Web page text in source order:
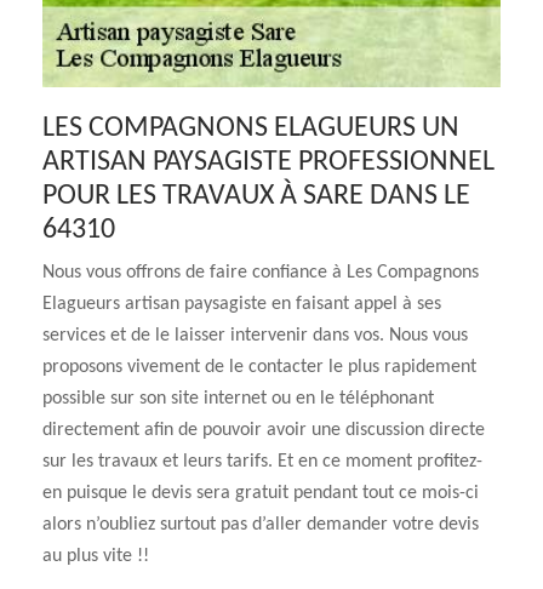
LES COMPAGNONS ELAGUEURS UN
ARTISAN PAYSAGISTE PROFESSIONNEL
POUR LES TRAVAUX À SARE DANS LE
64310
Nous vous offrons de faire confiance à Les Compagnons
Elagueurs artisan paysagiste en faisant appel à ses
services et de le laisser intervenir dans vos. Nous vous
proposons vivement de le contacter le plus rapidement
possible sur son site internet ou en le téléphonant
directement afin de pouvoir avoir une discussion directe
sur les travaux et leurs tarifs. Et en ce moment profitez-
en puisque le devis sera gratuit pendant tout ce mois-ci
alors n’oubliez surtout pas d’aller demander votre devis
au plus vite !!